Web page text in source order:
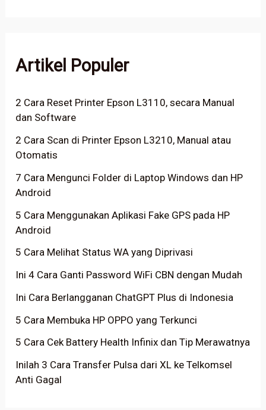
Artikel Populer
2 Cara Reset Printer Epson L3110, secara Manual
dan Software
2 Cara Scan di Printer Epson L3210, Manual atau
Otomatis
7 Cara Mengunci Folder di Laptop Windows dan HP
Android
5 Cara Menggunakan Aplikasi Fake GPS pada HP
Android
5 Cara Melihat Status WA yang Diprivasi
Ini 4 Cara Ganti Password WiFi CBN dengan Mudah
Ini Cara Berlangganan ChatGPT Plus di Indonesia
5 Cara Membuka HP OPPO yang Terkunci
5 Cara Cek Battery Health Infinix dan Tip Merawatnya
Inilah 3 Cara Transfer Pulsa dari XL ke Telkomsel
Anti Gagal